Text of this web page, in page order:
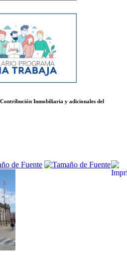
Inmobiliaria y adicionales del